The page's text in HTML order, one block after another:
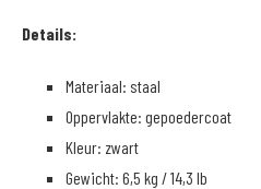
Details:
Materiaal: staal
Oppervlakte: gepoedercoat
Kleur: zwart
Gewicht: 6,5 kg / 14,3 lb